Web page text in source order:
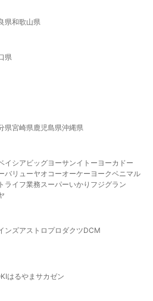
県和歌山県
県
県宮崎県鹿児島県沖縄県
イシア ビッグヨーサンイトーヨーカドー
バリューヤオコーオーケー ヨークベニマル
ライフ業務スーパーいかり フジグラン
ンズアストロプロダクツDCM
はるやま サカゼン